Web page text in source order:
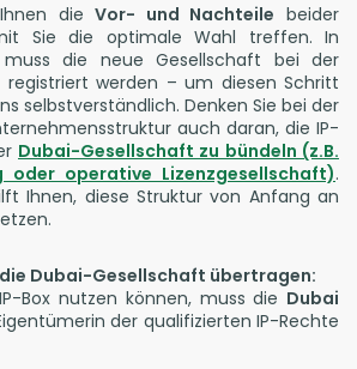
dieVor- und Nachteile beider
Sie die optimale Wahl treffen. In
muss die neue Gesellschaft bei der
registriert werden – um diesen Schritt
selbstverständlich. Denken Sie bei der
auch daran, die IP-
Dubai-Gesellschaft zu bündeln (z.B.
oder operative Lizenzgesellschaft).
Ihnen, diese Struktur von Anfang an
Dubai-Gesellschaft übertragen:
Box nutzen können, muss die Dubai
der qualifizierten IP-Rechte